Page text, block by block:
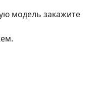
модель закажите